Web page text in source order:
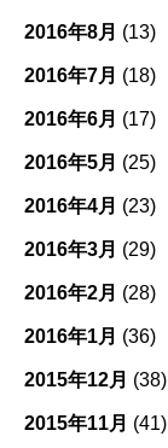
2016年8月 (13)
2016年7月 (18)
2016年6月 (17)
2016年5月 (25)
2016年4月 (23)
2016年3月 (29)
2016年2月 (28)
2016年1月 (36)
2015年12月 (38)
2015年11月 (41)